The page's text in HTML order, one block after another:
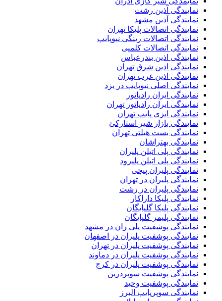
نمایندگی آذین رشت
نمایندگی آذین مشهد
نمایندگی اتصالات پلیکا تهران
نمایندگی اتصالات رینگی نیوپایپ
نمایندگی اتصالات کلمپی
نمایندگی اذین بندرعباس
نمایندگی اذین شرق تهران
نمایندگی اذین غرب تهران
نمایندگی اصلی نیوپایپ در یزد
نمایندگی ایران رادیاتور
نمایندگی ایران رادیاتور تهران
نمایندگی ایزی پایپ تهران
نمایندگی بازار شیر استارکئ
نمایندگی بست هیلتی تهران
نمایندگی بهتراشان
نمایندگی پلی اتیلن پلیران
نمایندگی پلی اتیلن پلیرود
نمایندگی پلیران پیچی
نمایندگی پلیران در تهران
نمایندگی پلیران در رشت
نمایندگی پلیکا داراکار
نمایندگی پلیکا گلپایگان
نمایندگی پلیمر گلپایگان
نمایندگی پوشفیت پلی ران در مشهد
نمایندگی پوشفیت پلیران در اصفهان
نمایندگی پوشفیت پلیران در تهران
نمایندگی پوشفیت پلیران در دماوند
نمایندگی پوشفیت پلیران در کرج
نمایندگی پوشفیت سوپردرین
نمایندگی پوشفیت وحید
نمایندگی سوپرپایپ البرز